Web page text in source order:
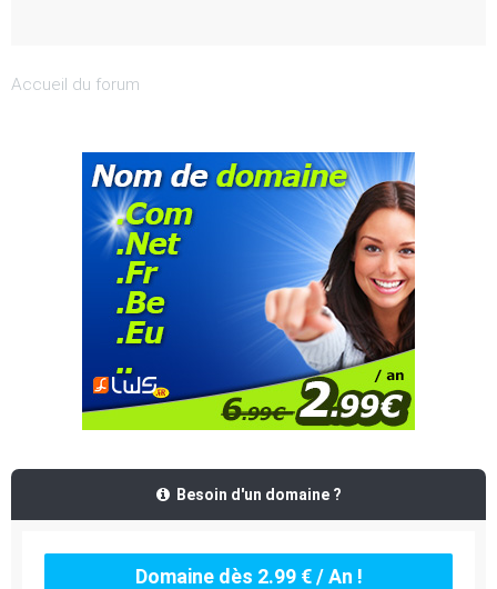
Accueil du forum
Besoin d'un domaine ?
Domaine dès 2.99 € / An !